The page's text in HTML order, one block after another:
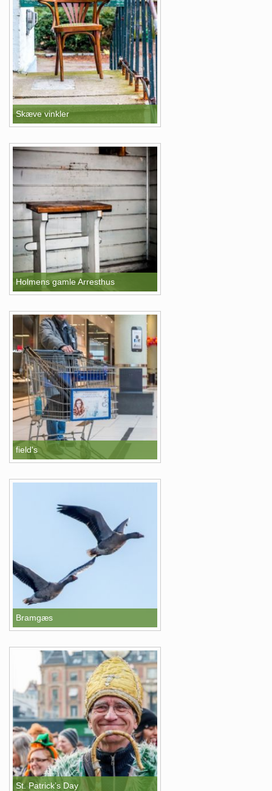
Skæve vinkler
Holmens gamle Arresthus
field's
Bramgæs
St. Patrick’s Day